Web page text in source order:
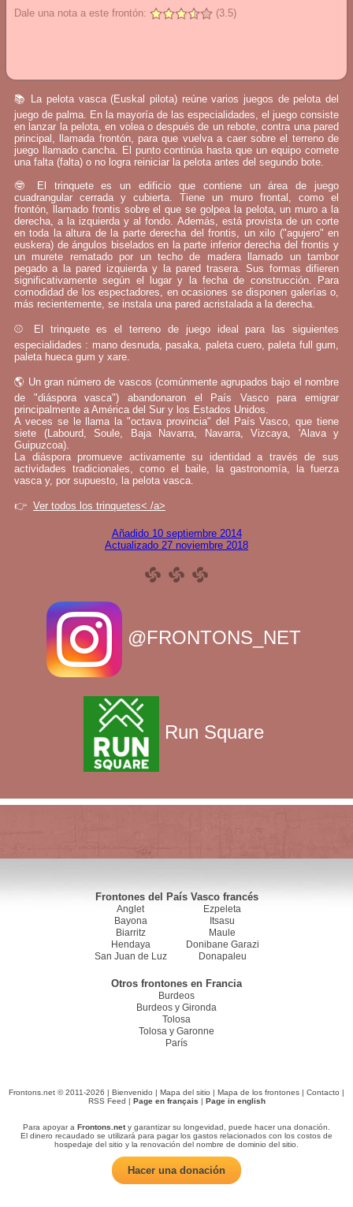
Dale una nota a este frontón: (3.5)
📚 La pelota vasca (Euskal pilota) reúne varios juegos de pelota del
juego de palma. En la mayoría de las especialidades, el juego consiste
en lanzar la pelota, en volea o después de un rebote, contra una pared
principal, llamada frontón, para que vuelva a caer sobre el terreno de
juego llamado cancha. El punto continúa hasta que un equipo comete
una falta (falta) o no logra reiniciar la pelota antes del segundo bote.
🤓 El trinquete es un edificio que contiene un área de juego
cuadrangular cerrada y cubierta. Tiene un muro frontal, como el
frontón, llamado frontis sobre el que se golpea la pelota, un muro a la
derecha, a la izquierda y al fondo. Además, está provista de un corte
en toda la altura de la parte derecha del frontis, un xilo ("agujero" en
euskera) de ángulos biselados en la parte inferior derecha del frontis y
un murete rematado por un techo de madera llamado un tambor
pegado a la pared izquierda y la pared trasera. Sus formas difieren
significativamente según el lugar y la fecha de construcción. Para
comodidad de los espectadores, en ocasiones se disponen galerías o,
más recientemente, se instala una pared acristalada a la derecha.
⚾ El trinquete es el terreno de juego ideal para las siguientes
especialidades : mano desnuda, pasaka, paleta cuero, paleta full gum,
paleta hueca gum y xare.
🌎 Un gran número de vascos (comúnmente agrupados bajo el nombre
de "diáspora vasca") abandonaron el País Vasco para emigrar
principalmente a América del Sur y los Estados Unidos.
A veces se le llama la "octava provincia" del País Vasco, que tiene
siete (Labourd, Soule, Baja Navarra, Navarra, Vizcaya, 'Alava y
Guipuzcoa).
La diáspora promueve activamente su identidad a través de sus
actividades tradicionales, como el baile, la gastronomía, la fuerza
vasca y, por supuesto, la pelota vasca.
👉 Ver todos los trinquetes< /a>
Añadido 10 septiembre 2014
Actualizado 27 noviembre 2018
@FRONTONS_NET
Run Square
Frontones del País Vasco francés
Anglet
Bayona
Biarritz
Hendaya
San Juan de Luz
Ezpeleta
Itsasu
Maule
Donibane Garazi
Donapaleu
Otros frontones en Francia
Burdeos
Burdeos y Gironda
Tolosa
Tolosa y Garonne
París
Frontons.net © 2011-2026 | Bienvenido | Mapa del sitio | Mapa de los frontones | Contacto |
RSS Feed | Page en français | Page in english
Para apoyar a Frontons.nety garantizar su longevidad, puede hacer una donación.
El dinero recaudado se utilizará para pagar los gastos relacionados con los costos de
hospedaje del sitio y la renovación del nombre de dominio del sitio.
Hacer una donación